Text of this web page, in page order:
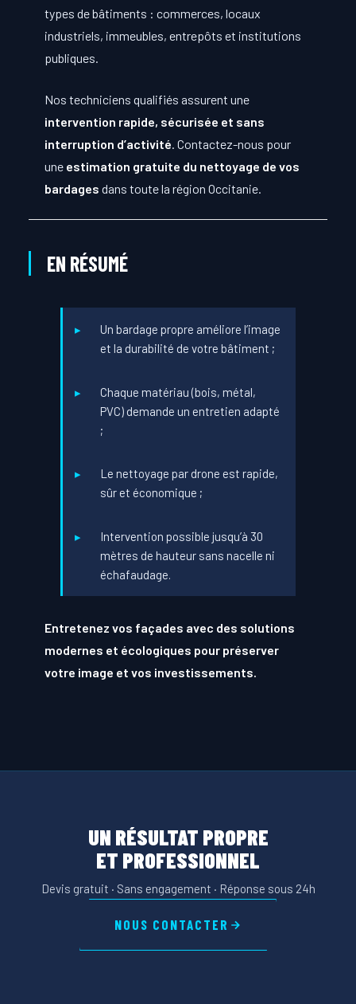
types de bâtiments : commerces, locaux
industriels, immeubles, entrepôts et institutions
publiques.
Nos techniciens qualifiés assurent une
intervention rapide, sécurisée et sans
interruption d’activité . Contactez-nous pour
une estimation gratuite du nettoyage de vos
bardages dans toute la région Occitanie.
EN RÉSUMÉ
Un bardage propre améliore l’image
et la durabilité de votre bâtiment ;
Chaque matériau (bois, métal,
PVC) demande un entretien adapté
;
Le nettoyage par drone est rapide,
sûr et économique ;
Intervention possible jusqu’à 30
mètres de hauteur sans nacelle ni
échafaudage.
Entretenez vos façades avec des solutions
modernes et écologiques pour préserver
votre image et vos investissements.
UN RÉSULTAT PROPRE
ET PROFESSIONNEL
Devis gratuit · Sans engagement · Réponse sous 24h
NOUS CONTACTER